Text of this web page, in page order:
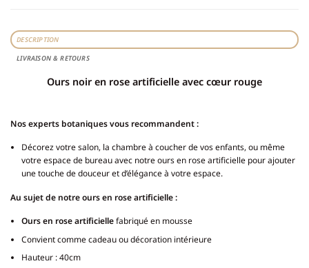
DESCRIPTION
LIVRAISON & RETOURS
Ours noir en rose artificielle avec cœur rouge
Nos experts botaniques vous recommandent :
Décorez votre salon, la chambre à coucher de vos enfants, ou même
votre espace de bureau avec notre ours en rose artificielle pour ajouter
une touche de douceur et d’élégance à votre espace.
Au sujet de notre ours en rose artificielle :
Ours en rose artificiellefabriqué en mousse
Convient comme cadeau ou décoration intérieure
Hauteur : 40cm